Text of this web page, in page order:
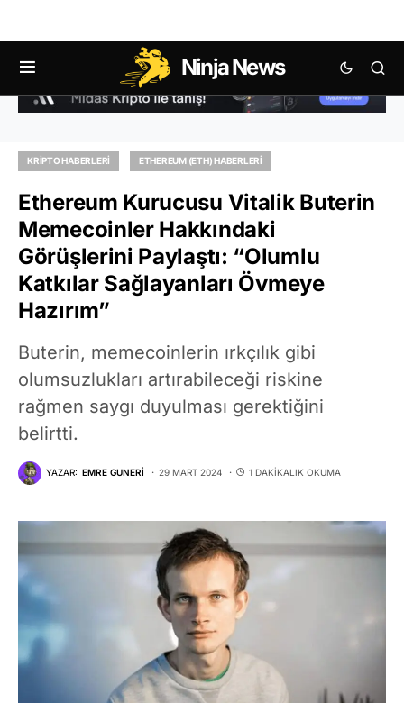
Ninja News
KRIPTO HABERLERI ETHEREUM (ETH) HABERLERI
Ethereum Kurucusu Vitalik Buterin
Memecoinler Hakkındaki
Görüşlerini Paylaştı: “Olumlu
Katkılar Sağlayanları Övmeye
Hazırım”
Buterin, memecoinlerin ırkçılık gibi
olumsuzlukları artırabileceği riskine
rağmen saygı duyulması gerektiğini
belirtti.
YAZAR: EMRE GUNERI 29 MART 2024 1 DAKIKALIK OKUMA